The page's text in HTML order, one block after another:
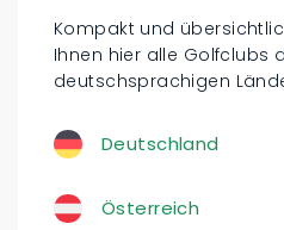
Kompakt und
Ihnen hier alle Golfclubs
deutschsprachigen
Deutschland
Österreich